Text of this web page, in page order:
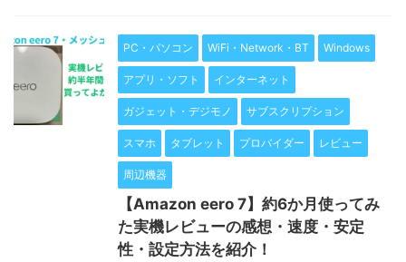
PC・パソコン WiFi・Network・BT Windows
アプリ・ソフト インターネット
ガジェット・デジモノ サブスクリプション
スマホ タブレット プロバイダー レビュー
周辺機器
【Amazon eero 7】約6か月使ってみ
た実機レビューの感想・速度・安定
性・設定方法を紹介！